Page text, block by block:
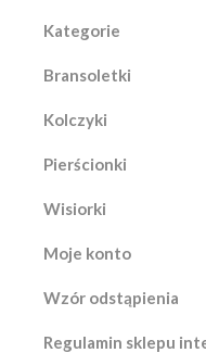
Kategorie
Bransoletki
Kolczyki
Pierścionki
Wisiorki
Moje konto
Wzór odstąpienia
Regulamin sklepu